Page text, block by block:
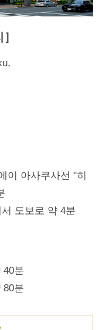
이 아사쿠사선 "히
도보로 약 4분
40분
80분